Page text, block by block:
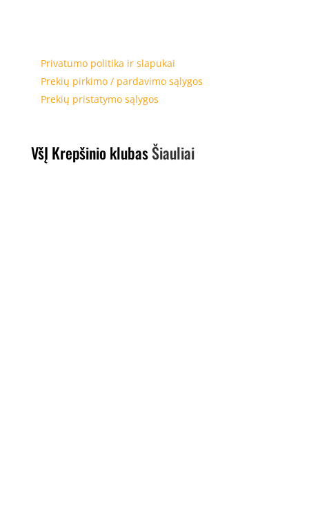
Privatumo politika ir slapukai
Prekių pirkimo / pardavimo sąlygos
Prekių pristatymo sąlygos
VšĮ Krepšinio klubasŠiauliai